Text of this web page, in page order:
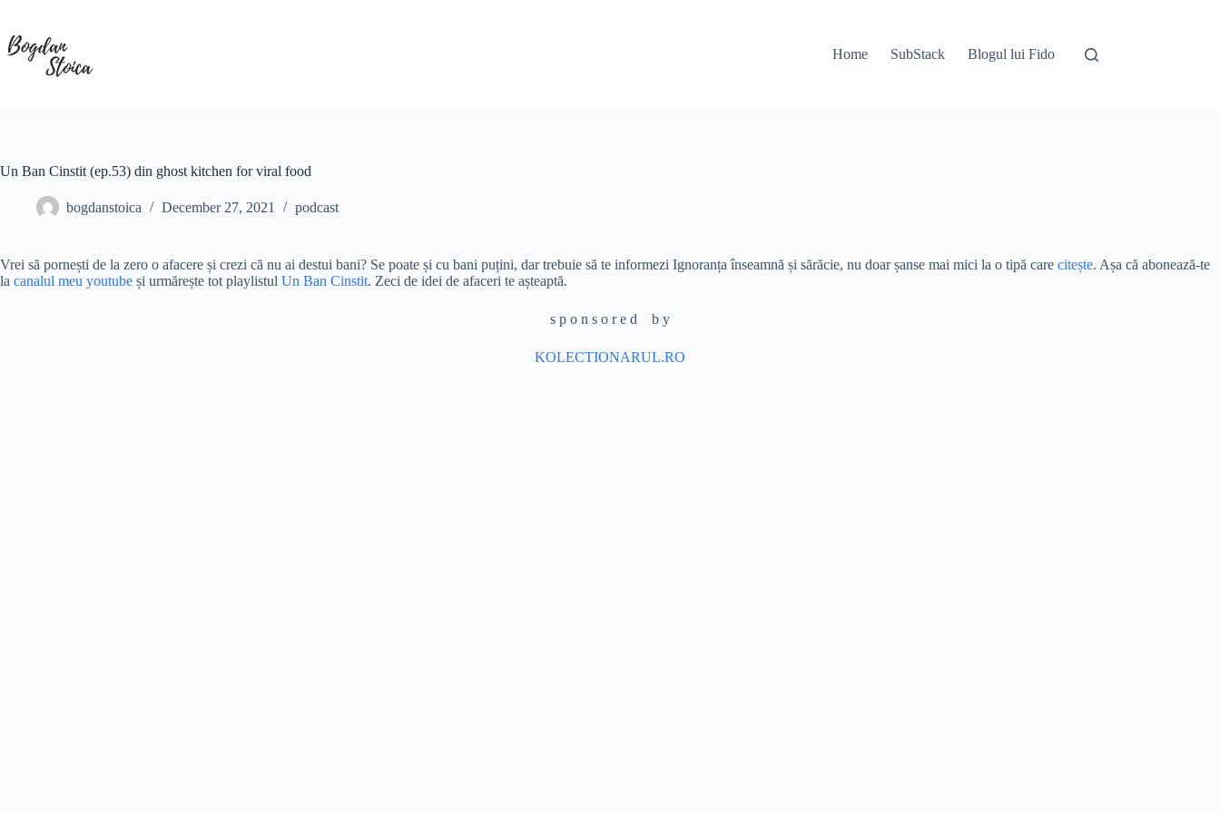
content
Home
SubStack Blogul lui Fido
Un Ban Cinstit (ep.53) din ghost kitchen for viral food
bogdanstoica December 27, 2021 podcast
Vrei să pornești de la zero o afacere și crezi că nu ai destui bani? Se poate și cu bani puțini, dar trebuie să te informezi Ignoranța înseamnă și sărăcie, nu doar șanse mai mici la o tipă care citește. Așa că abonează-te
la canalul meu youtube și urmărește tot playlistul Un Ban Cinstit. Zeci de idei de afaceri te așteaptă.
s p o n s o r e d b y
KOLECTIONARUL.RO